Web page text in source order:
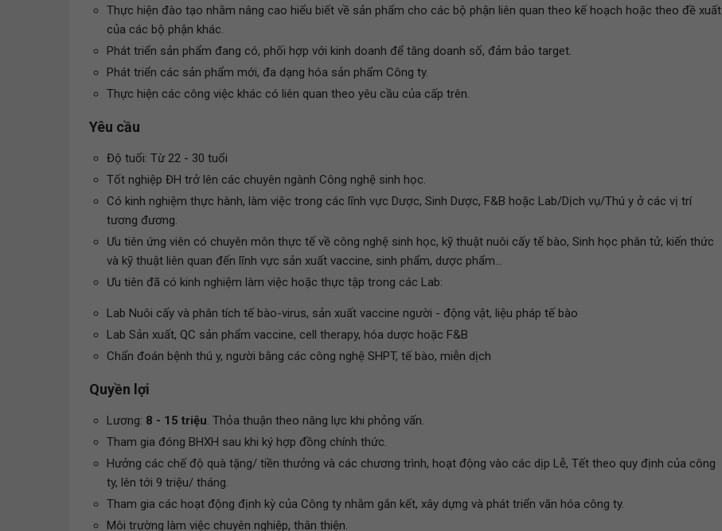
Thực hiện đào tạo nhằm nâng cao hiểu biết về sản phẩm cho các bộ phận liên quan theo kế hoạch hoặc theo đề xuất
của các bộ phận khác.
Phát triển sản phẩm đang có, phối hợp với kinh doanh để tăng doanh số, đảm bảo target.
Phát triển các sản phẩm mới, đa dạng hóa sản phẩm Công ty.
Thực hiện các công việc khác có liên quan theo yêu cầu của cấp trên.
Yêu cầu
Độ tuổi: Từ 22 - 30 tuổi
Tốt nghiệp ĐH trở lên các chuyên ngành Công nghệ sinh học.
Có kinh nghiệm thực hành, làm việc trong các lĩnh vực Dược, Sinh Dược, F&B hoặc Lab/Dịch vụ/Thú y ở các vị trí
tương đương.
Ưu tiên ứng viên có chuyên môn thực tế về công nghệ sinh học, kỹ thuật nuôi cấy tế bào, Sinh học phân tử, kiến thức
và kỹ thuật liên quan đến lĩnh vực sản xuất vaccine, sinh phẩm, dược phẩm...
Ưu tiên đã có kinh nghiệm làm việc hoặc thực tập trong các Lab:
Lab Nuôi cấy và phân tích tế bào-virus, sản xuất vaccine người - động vật, liệu pháp tế bào
Lab Sản xuất, QC sản phẩm vaccine, cell therapy, hóa dược hoặc F&B
Chẩn đoán bệnh thú y, người bằng các công nghệ SHPT, tế bào, miễn dịch
Quyền lợi
Lương: 8 - 15 triệu. Thỏa thuận theo năng lực khi phỏng vấn.
Tham gia đóng BHXH sau khi ký hợp đồng chính thức.
Hưởng các chế độ quà tặng/ tiền thưởng và các chương trình, hoạt động vào các dịp Lễ, Tết theo quy định của công
ty, lên tới 9 triệu/ tháng.
Tham gia các hoạt động định kỳ của Công ty nhằm gắn kết, xây dựng và phát triển văn hóa công ty.
Môi trường làm việc chuyên nghiệp, thân thiện.